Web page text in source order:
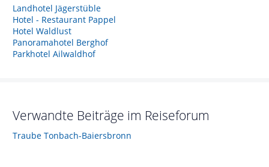
Landhotel Jägerstüble
Hotel - Restaurant Pappel
Hotel Waldlust
Panoramahotel Berghof
Parkhotel Ailwaldhof
Verwandte Beiträge im Reiseforum
Traube Tonbach-Baiersbronn